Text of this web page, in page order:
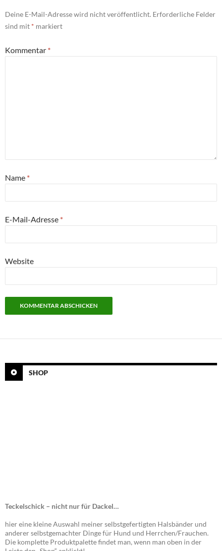
Deine E-Mail-Adresse wird nicht veröffentlicht. Erforderliche Felder
sind mit * markiert
Kommentar *
Name *
E-Mail-Adresse *
Website
SHOP
Teckelschick – nicht nur für Dackel…
hier eine kleine Auswahl meiner selbstgefertigten Halsbänder und
anderer selbstgemachter Dinge für Hund und Herrchen/Frauchen.
Die komplette Produktpalette findet man, wenn man oben in der